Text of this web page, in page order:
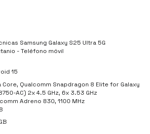
Samsung Galaxy S25 Ultra 5G
- Teléfono móvil
15
Core, Qualcomm Snapdragon 8 Elite for Galaxy
AC) 2x 4.5 GHz, 6x 3.53 GHz
Adreno 830, 1100 MHz